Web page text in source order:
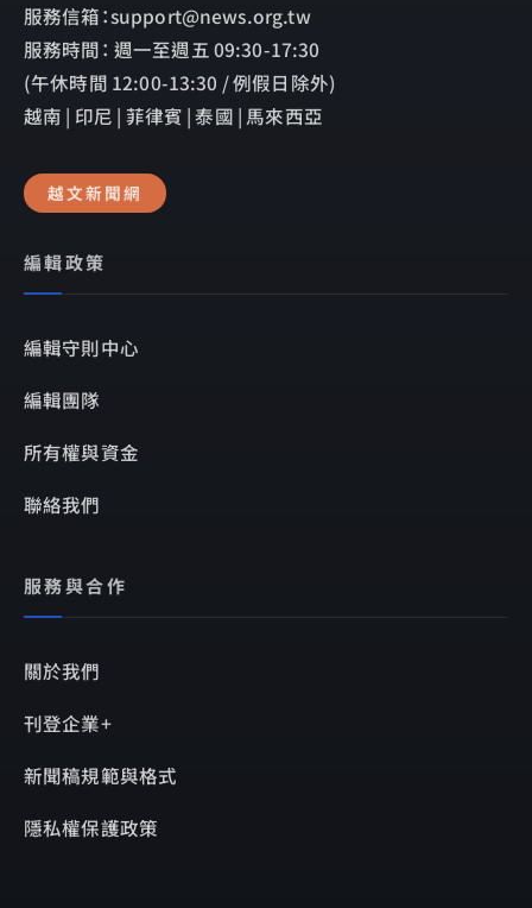
服務信箱：support@news.org.tw
服務時間： 週一至週五 09:30-17:30
(午休時間 12:00-13:30 / 例假日除外)
越南 | 印尼 | 菲律賓 | 泰國 | 馬來西亞
越文新聞網
編輯政策
編輯守則中心
編輯團隊
所有權與資金
聯絡我們
服務與合作
關於我們
刊登企業+
新聞稿規範與格式
隱私權保護政策